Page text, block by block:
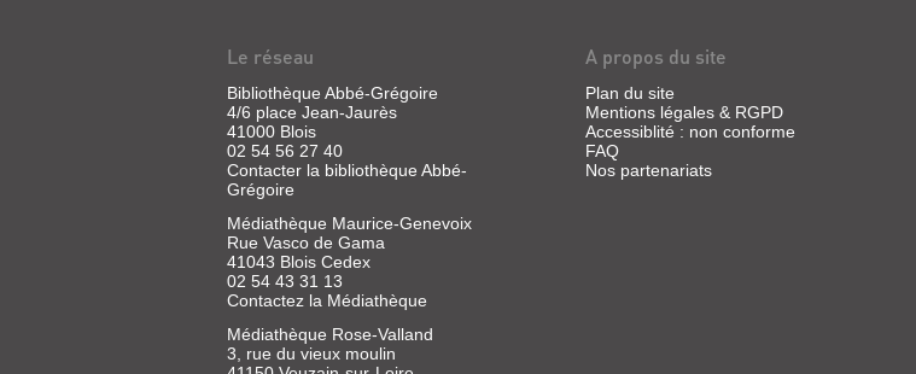
DU
CENTRE
OUEST
(JOURNAL)
:...
Presse
Saint-
Cricq,
Olivier
La
Nouvelle
Le réseau
Bibliothèque Abbé-Grégoire
4/6 place Jean-Jaurès
41000 Blois
02 54 56 27 40
Contacter la bibliothèque Abbé-
Grégoire
Médiathèque Maurice-Genevoix
Rue Vasco de Gama
41043 Blois Cedex
02 54 43 31 13
Contactez la Médiathèque
Médiathèque Rose-Valland
3, rue du vieux moulin
A propos du site
Plan du site
Mentions légales & RGPD
Accessiblité : non conforme
FAQ
Nos partenariats